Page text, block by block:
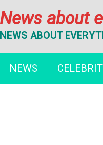
News about
NEWS ABOUT
NEWS